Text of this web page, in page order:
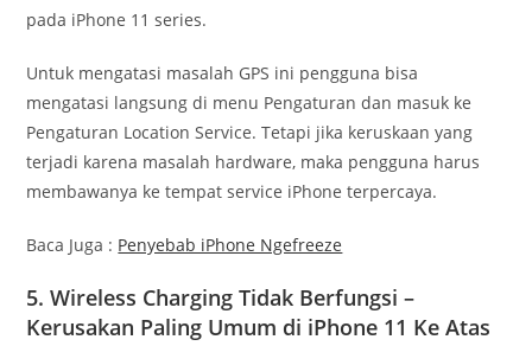
pada iPhone 11 series.
Untuk mengatasi masalah GPS ini pengguna bisa
mengatasi langsung di menu Pengaturan dan masuk ke
Pengaturan Location Service. Tetapi jika keruskaan yang
terjadi karena masalah hardware, maka pengguna harus
membawanya ke tempat service iPhone terpercaya.
Baca Juga : Penyebab iPhone Ngefreeze
5. Wireless Charging Tidak Berfungsi –
Kerusakan Paling Umum di iPhone 11 Ke Atas